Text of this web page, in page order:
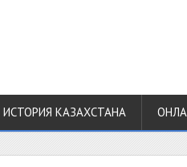
ИСТОРИЯ КАЗАХСТАНА